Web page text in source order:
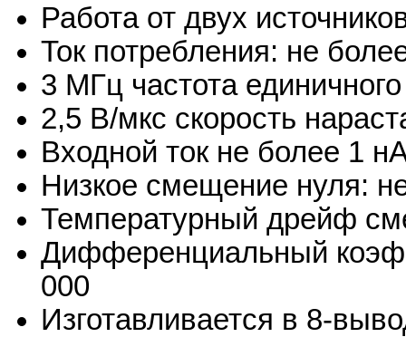
Работа от двух
Ток потребления: не
3 МГц частота
2,5 В/мкс скорость
Входной ток не более 1
Низкое смещение нуля:
Температурный дрейф
Дифференциальный
000
Изготавливается в 8-